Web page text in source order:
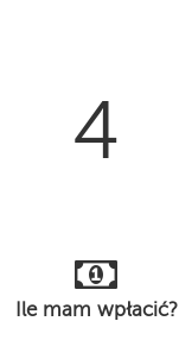
4
Ile mam wpłacić?